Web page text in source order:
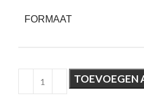
FORMAAT
TOEVOEGEN